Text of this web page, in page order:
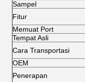
Sampel
Fitur
Memuat Port
Tempat Asli
Cara Transportasi
OEM
Penerapan